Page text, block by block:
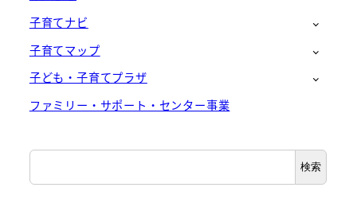
子育てナビ
子育てマップ
子ども・子育てプラザ
ファミリー・サポート・センター事業
検
索
検索